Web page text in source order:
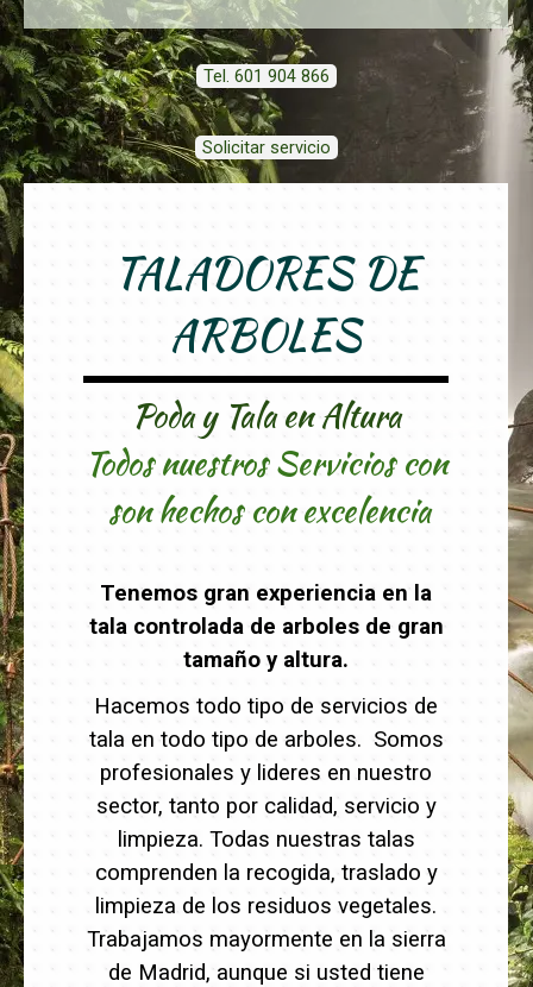
Tel. 601 904 866
Solicitar servicio
TALADORES DE
ARBOLES
Poda y Tala en Altura
Todos nuestros Servicios con
son hechos con excelencia
Tenemos gran experiencia en la
tala controlada de arboles de gran
tamaño y altura.
Hacemos todo tipo de servicios de
tala en todo tipo de arboles. Somos
profesionales y lideres en nuestro
sector, tanto por calidad, servicio y
limpieza. Todas nuestras talas
comprenden la recogida, traslado y
limpieza de los residuos vegetales.
Trabajamos mayormente en la sierra
de Madrid, aunque si usted tiene